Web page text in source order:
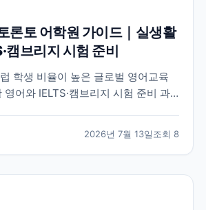
론토 어학원 가이드｜실생활
캠브리지 시험 준비
학생 비율이 높은 글로벌 영어교육
영어와 IELTS·캠브리지 시험 준비 과
2026년 7월 13일조회 8